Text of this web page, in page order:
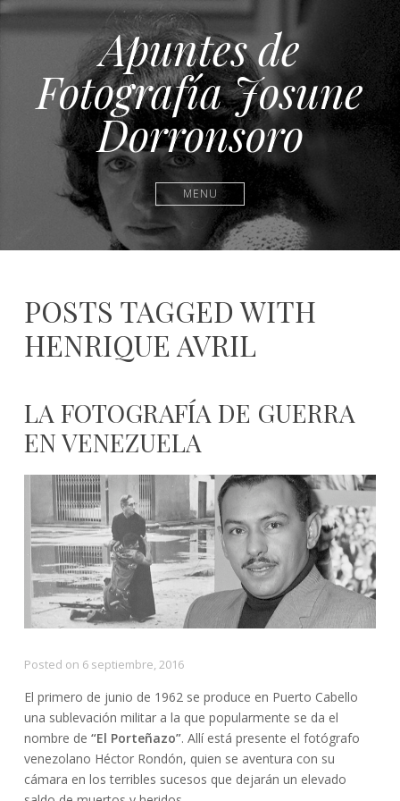
Apuntes de
Fotografía Josune
Dorronsoro
MENU
POSTS TAGGED WITH
HENRIQUE AVRIL
LA FOTOGRAFÍA DE GUERRA
EN VENEZUELA
Posted on 6 septiembre, 2016
El primero de junio de 1962 se produce en Puerto Cabello
una sublevación militar a la que popularmente se da el
nombre de “El Porteñazo”. Allí está presente el fotógrafo
venezolano Héctor Rondón, quien se aventura con su
cámara en los terribles sucesos que dejarán un elevado